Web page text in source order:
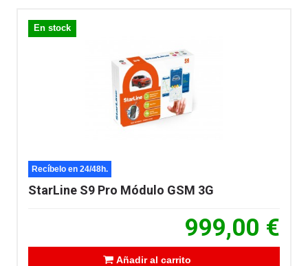
En stock
Recíbelo en 24/48h.
StarLine S9 Pro Módulo GSM 3G
999,00 €
Añadir al carrito